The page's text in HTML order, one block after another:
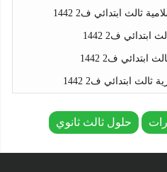
ثالث ابتدائي ف2 1442
ف2 1442
ف2 1442
ابتدائي ف2 1442
حلول ثالث ثانوي